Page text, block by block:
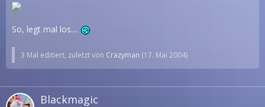
So, legt mal los....
3 Mal editiert, zuletzt von Crazyman (17. Mai 2004)
Blackmagic